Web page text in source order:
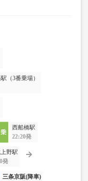
（3番乗場）
西船橋駅
22:20発
野駅
発
三条京阪(降車)